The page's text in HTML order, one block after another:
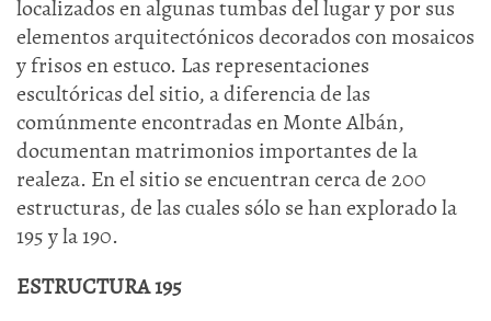
localizados en algunas tumbas del lugar y por sus
elementos arquitectónicos decorados con mosaicos
y frisos en estuco. Las representaciones
escultóricas del sitio, a diferencia de las
comúnmente encontradas en Monte Albán,
documentan matrimonios importantes de la
realeza. En el sitio se encuentran cerca de 200
estructuras, de las cuales sólo se han explorado la
195 y la 190.
ESTRUCTURA 195